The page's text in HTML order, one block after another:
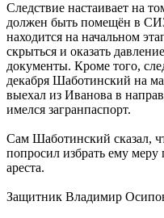
Следствие настаивает на
должен быть помещён в
находится на начальном
скрыться и оказать
документы. Кроме того,
декабря Шаботинский на
выехал из Иванова в
имелся загранпаспорт.
Сам Шаботинский сказал,
попросил избрать ему
ареста.
Защитник Владимир